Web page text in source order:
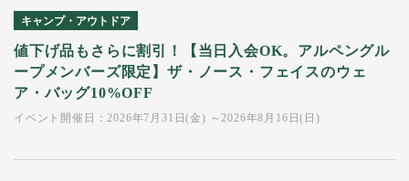
キャンプ・アウトドア
値下げ品もさらに割引！【当日入会OK。アルペングル
ープメンバーズ限定】ザ・ノース・フェイスのウェ
ア・バッグ10%OFF
イベント開催日：2026年7月31日(金) ～2026年8月16日(日)